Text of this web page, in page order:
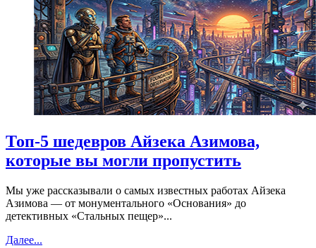
Топ-5 шедевров Айзека Азимова,
которые вы могли пропустить
Мы уже рассказывали о самых известных работах Айзека
Азимова — от монументального «Основания» до
детективных «Стальных пещер»...
Далее...